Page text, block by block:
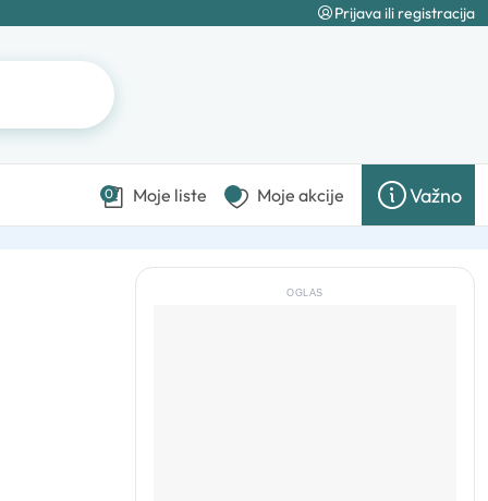
Prijava ili registracija
0 Moje liste Moje akcije Važno
OGLAS